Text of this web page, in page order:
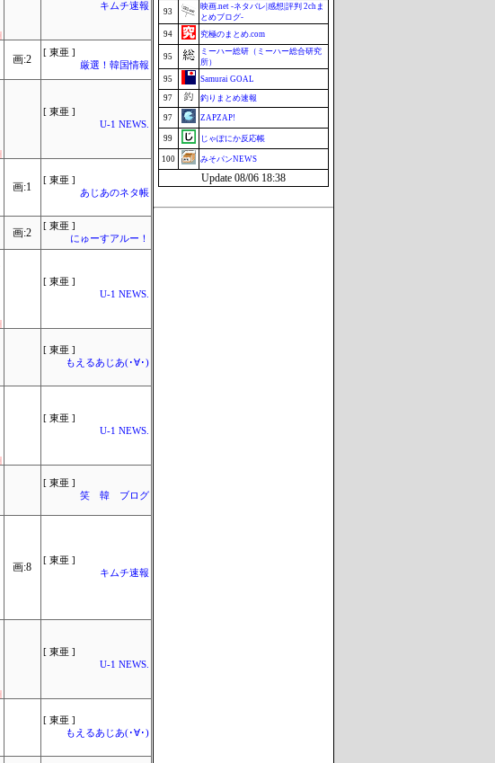
キムチ速報
画:2
[ 東亜 ]
厳選！韓国情報
[ 東亜 ]
U-1 NEWS.
画:1
[ 東亜 ]
あじあのネタ帳
画:2
[ 東亜 ]
にゅーすアルー！
[ 東亜 ]
U-1 NEWS.
[ 東亜 ]
もえるあじあ(･∀･)
[ 東亜 ]
U-1 NEWS.
[ 東亜 ]
笑 韓 ブログ
画:8
[ 東亜 ]
キムチ速報
[ 東亜 ]
U-1 NEWS.
[ 東亜 ]
もえるあじあ(･∀･)
93
映画.net -ネタバレ|感想|評判 2chま
とめブログ-
94
究極のまとめ.com
95
ミーハー総研（ミーハー総合研究
所）
95
Samurai GOAL
97 釣りまとめ速報
97 ZAPZAP!
99 じゃぽにか反応帳
100 みそパンNEWS
Update 08/06 18:38